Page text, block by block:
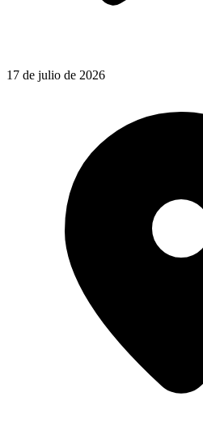
17 de julio de 2026